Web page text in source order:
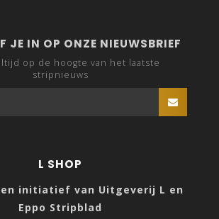
JE IN OP ONZE NIEUWSBRIEF
op de hoogte van het laatste
stripnieuws
L SHOP
initiatief van Uitgeverij L en
Eppo Stripblad